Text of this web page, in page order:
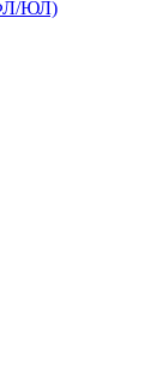
ЮЛ)